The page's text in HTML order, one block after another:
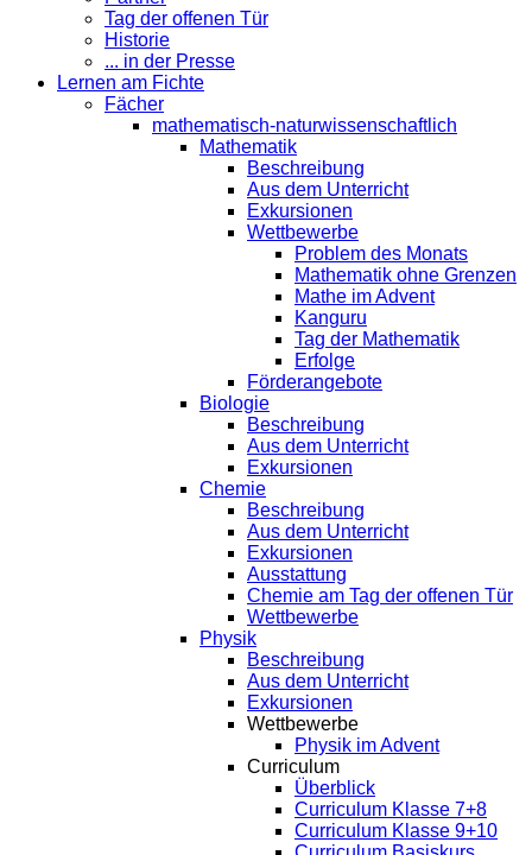
Tag der offenen Tür
Historie
... in der Presse
Lernen am Fichte
Fächer
mathematisch-naturwissenschaftlich
Mathematik
Beschreibung
Aus dem Unterricht
Exkursionen
Wettbewerbe
Problem des Monats
Mathematik ohne Grenzen
Mathe im Advent
Kanguru
Tag der Mathematik
Erfolge
Förderangebote
Biologie
Beschreibung
Aus dem Unterricht
Exkursionen
Chemie
Beschreibung
Aus dem Unterricht
Exkursionen
Ausstattung
Chemie am Tag der offenen Tür
Wettbewerbe
Physik
Beschreibung
Aus dem Unterricht
Exkursionen
Wettbewerbe
Physik im Advent
Curriculum
Überblick
Curriculum Klasse 7+8
Curriculum Klasse 9+10